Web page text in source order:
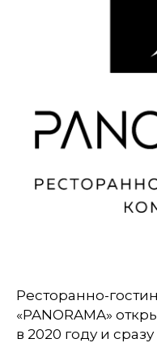
Ресторанно-
«PANORAMA»
в 2020 году и